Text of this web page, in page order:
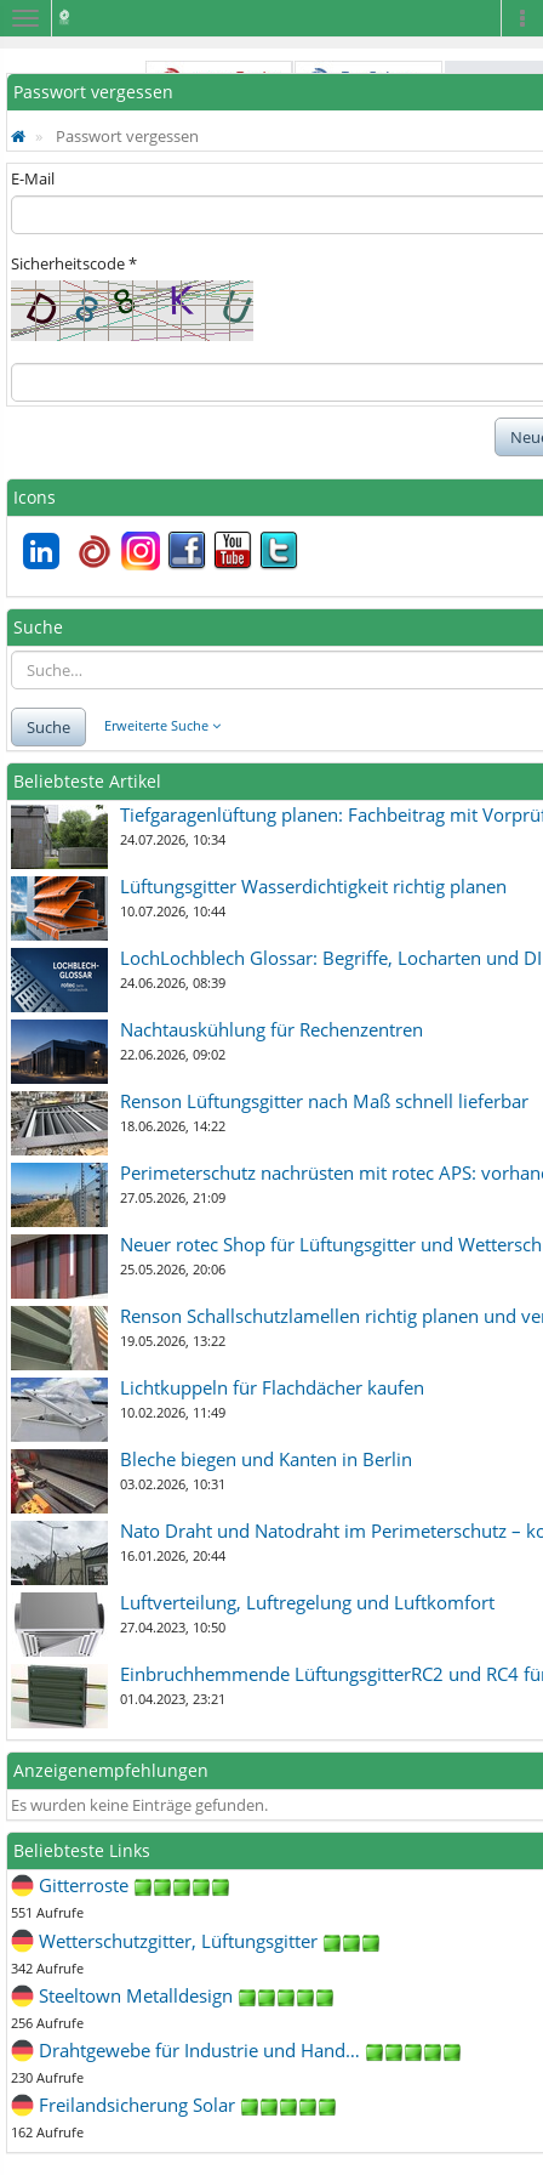
Navigation
Passwort vergessen
Passwort vergessen
E-Mail
Sicherheitscode *
Icons
Suche
Suche Erweiterte Suche
Beliebteste Artikel
Tiefgaragenlüftung planen: Fachbeitrag mit
24.07.2026, 10:34
Lüftungsgitter Wasserdichtigkeit richtig planen
10.07.2026, 10:44
LochLochblech Glossar: Begriffe, Locharten und
24.06.2026, 08:39
Nachtauskühlung für Rechenzentren
22.06.2026, 09:02
Renson Lüftungsgitter nach Maß schnell lieferbar
18.06.2026, 14:22
Perimeterschutz nachrüsten mit rotec APS:
27.05.2026, 21:09
Neuer rotec Shop für Lüftungsgitter und
25.05.2026, 20:06
Renson Schallschutzlamellen richtig planen und
19.05.2026, 13:22
Lichtkuppeln für Flachdächer kaufen
10.02.2026, 11:49
Bleche biegen und Kanten in Berlin
03.02.2026, 10:31
Nato Draht und Natodraht im Perimeterschutz –
16.01.2026, 20:44
Luftverteilung, Luftregelung und Luftkomfort
27.04.2023, 10:50
Einbruchhemmende LüftungsgitterRC2 und RC4
01.04.2023, 23:21
Anzeigenempfehlungen
Es wurden keine Einträge gefunden.
Beliebteste Links
Gitterroste
551 Aufrufe
Wetterschutzgitter, Lüftungsgitter
342 Aufrufe
Steeltown Metalldesign
256 Aufrufe
Drahtgewebe für Industrie und Hand…
230 Aufrufe
Freilandsicherung Solar
162 Aufrufe